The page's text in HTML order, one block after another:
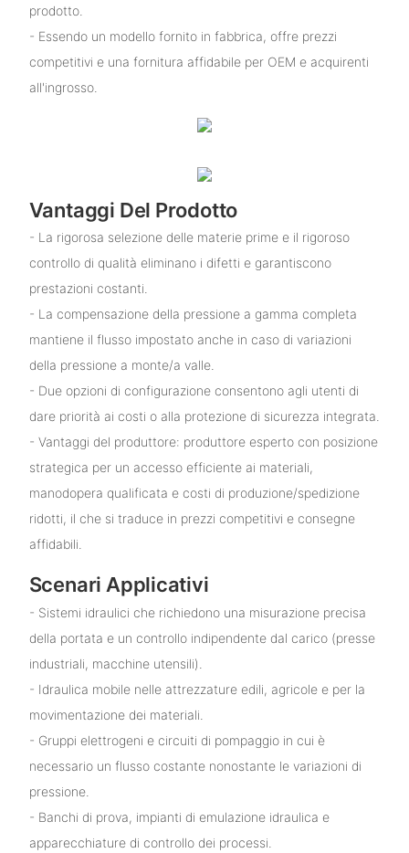
prodotto.
- Essendo un modello fornito in fabbrica, offre prezzi
competitivi e una fornitura affidabile per OEM e acquirenti
all'ingrosso.
Vantaggi Del Prodotto
- La rigorosa selezione delle materie prime e il rigoroso
controllo di qualità eliminano i difetti e garantiscono
prestazioni costanti.
- La compensazione della pressione a gamma completa
mantiene il flusso impostato anche in caso di variazioni
della pressione a monte/a valle.
- Due opzioni di configurazione consentono agli utenti di
dare priorità ai costi o alla protezione di sicurezza integrata.
- Vantaggi del produttore: produttore esperto con posizione
strategica per un accesso efficiente ai materiali,
manodopera qualificata e costi di produzione/spedizione
ridotti, il che si traduce in prezzi competitivi e consegne
affidabili.
Scenari Applicativi
- Sistemi idraulici che richiedono una misurazione precisa
della portata e un controllo indipendente dal carico (presse
industriali, macchine utensili).
- Idraulica mobile nelle attrezzature edili, agricole e per la
movimentazione dei materiali.
- Gruppi elettrogeni e circuiti di pompaggio in cui è
necessario un flusso costante nonostante le variazioni di
pressione.
- Banchi di prova, impianti di emulazione idraulica e
apparecchiature di controllo dei processi.